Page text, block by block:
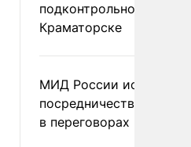
подконтрольном Киеву
Краматорске
МИД России исключил
посредничество
в переговорах по